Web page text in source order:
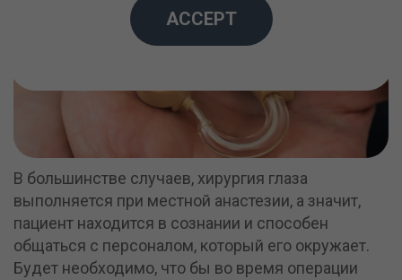
В большинстве случаев, хирургия глаза
выполняется при местной анастезии, а значит,
пациент находится в сознании и способен
общаться с персоналом, который его окружает.
Будет необходимо, что бы во время операции
ACCEPT